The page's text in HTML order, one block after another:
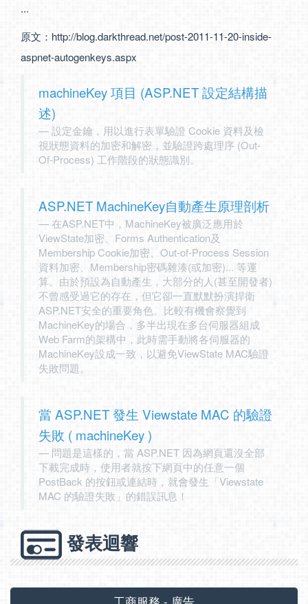
...
原文： http://blog.darkthread.net/post-2011-11-20-inside-
aspnet-autogenkeys.aspx
machineKey 項目 (ASP.NET 設定結構描
述)
設定金鑰，用以進行表單驗證 Cookie 資料及檢
視狀態資料的加密和解密，並驗證跨處理序 (Out-
Of-Process) 工作階段的狀態識別。
ASP.NET MachineKey自動產生原理剖析
在ASP.NET中，MachineKey被廣泛應用於
ViewState加密、Forms Authentication及
Membership Cookie加密、Out-of-Process Session
資料加密、Membership密碼雜湊(或加密)... 等運
算。由於預設為自動產生，大部分的人(甚至開發者)
不曾感受過它的存在，但它卻一直默默扮演捍衛
ASP.NET安全的重要角色。比較有機會察覺到
MachineKey的場合，多半出現在多台伺服器組成
Web Farm的架構中，此時需手動將各伺服器的
MachineKey設成一致，以避免ViewState MAC驗證
失敗問題。
當 ASP.NET 發生 Viewstate MAC 的驗證
失敗 ( machineKey )
問題是這樣的，當 ASP.NET 因為網頁還沒全部
下載完成時，使用者就按下網頁中的任意一個
PostBack 的按鈕或連結時，就會發生「Viewstate
MAC 的驗證失敗」的錯誤訊息！
發表迴響
工商服務 - 廣告